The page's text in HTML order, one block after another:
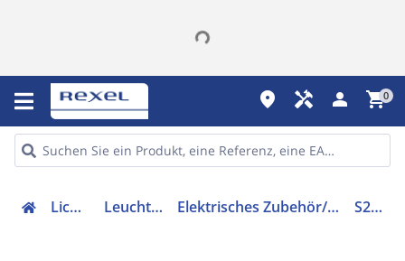
place handyman person shopping_cart0
Lichttechnik Leuchtenzubehör Elektrisches Zubehör/Ersatzteile für Leuchten S2801210